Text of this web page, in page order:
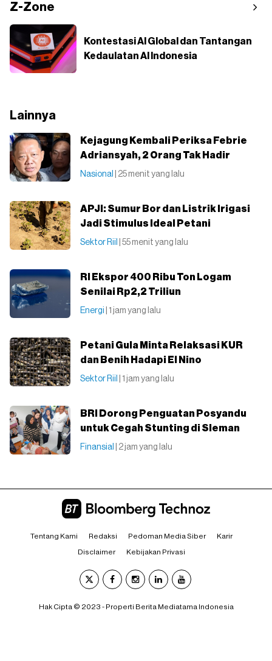
Z-Zone
Kontestasi AI Global dan Tantangan
Kedaulatan AI Indonesia
Lainnya
Kejagung Kembali Periksa Febrie
Adriansyah, 2 Orang Tak Hadir
Nasional | 25 menit yang lalu
APJI: Sumur Bor dan Listrik Irigasi
Jadi Stimulus Ideal Petani
Sektor Riil | 55 menit yang lalu
RI Ekspor 400 Ribu Ton Logam
Senilai Rp2,2 Triliun
Energi | 1 jam yang lalu
Petani Gula Minta Relaksasi KUR
dan Benih Hadapi El Nino
Sektor Riil | 1 jam yang lalu
BRI Dorong Penguatan Posyandu
untuk Cegah Stunting di Sleman
Finansial | 2 jam yang lalu
Tentang Kami Redaksi Pedoman Media Siber Karir
Disclaimer Kebijakan Privasi
Hak Cipta © 2023 - Properti Berita Mediatama Indonesia